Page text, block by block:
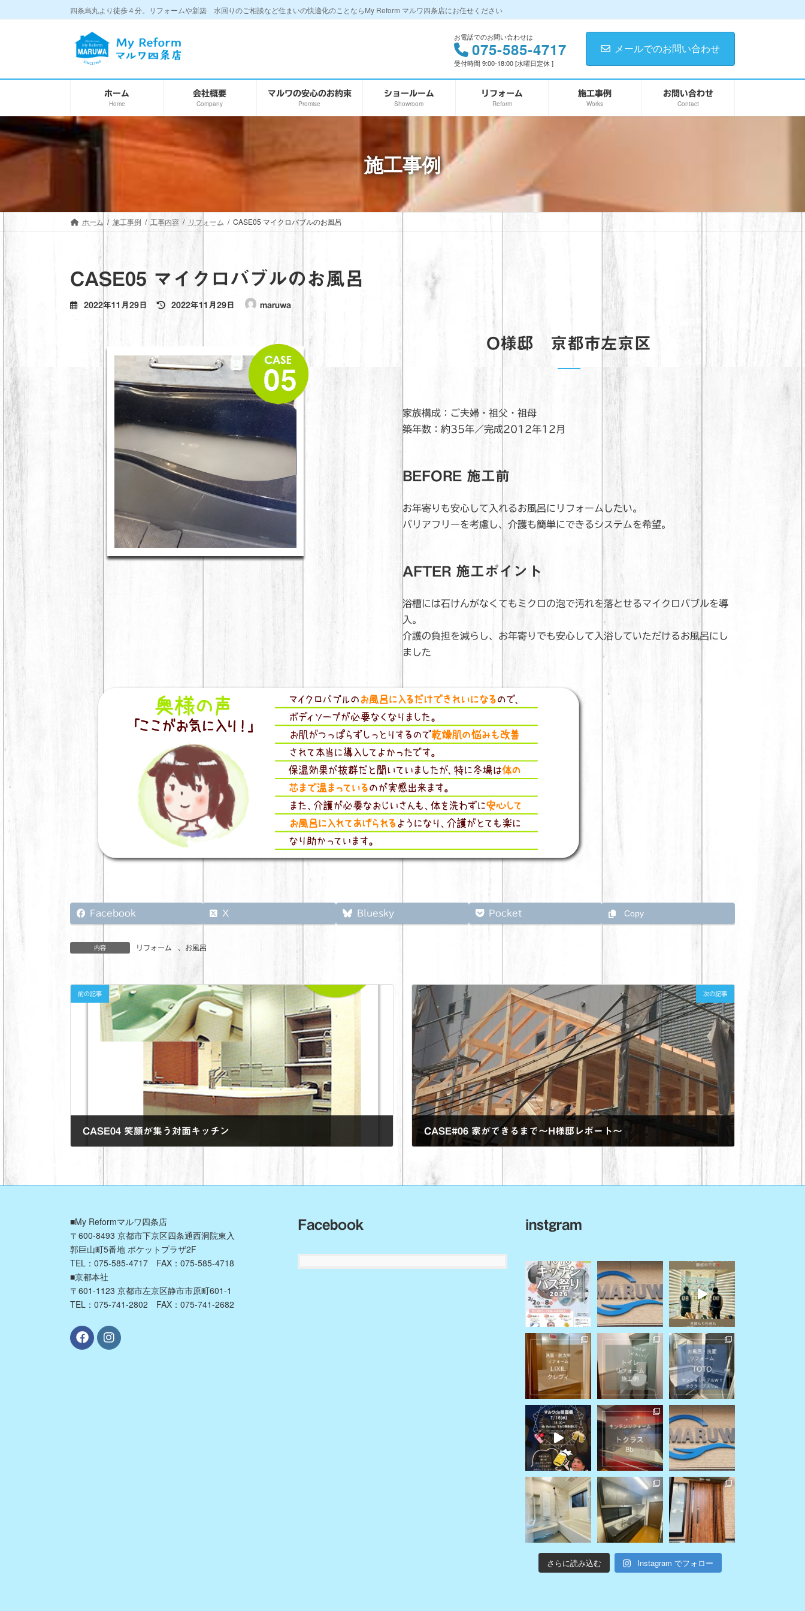
ン
へ
プ
ビ
ョ
動
四条烏丸より徒歩４分。リフォームや新築 水回りのご相談など住まいの快適化のことならMy Reform マルワ四条店にお任せください
お電話でのお問い合わせは
075-585-4717
受付時間 9:00-18:00 [水曜日定休 ]
メールでのお問い合わせ
ホーム
Home
会社概要
Company
マルワの安心のお約束
Promise
ショールーム
Showroom
リフォーム
Reform
施工事例
Works
お問い合わせ
Contact
施工事例
ホーム 施工事例 工事内容 リフォーム CASE05 マイクロバブルのお風呂
CASE05 マイクロバブルのお風呂
2022年11月29日
最
時
2022年11月29日 maruwa
O様邸 京都市左京区
家族構成：ご夫婦・祖父・祖母
築年数：約35年／完成2012年12月
BEFORE 施工前
お年寄りも安心して入れるお風呂にリフォームしたい。
バリアフリーを考慮し、介護も簡単にできるシステムを希望。
AFTER 施工ポイント
浴槽には石けんがなくてもミクロの泡で汚れを落とせるマイクロバブルを導
入。
介護の負担を減らし、お年寄りでも安心して入浴していただけるお風呂にし
ました
Facebook X Bluesky Pocket Copy
内容 リフォーム 、 お風呂
前の記事
CASE04 笑顔が集う対面キッチン
次の記事
CASE#06 家ができるまで～H様邸レポート～
■My Reformマルワ四条店
〒600-8493 京都市下京区四条通西洞院東入
郭巨山町5番地 ポケットプラザ2F
TEL：075-585-4717 FAX：075-585-4718
■京都本社
〒601-1123 京都市左京区静市市原町601-1
TEL：075-741-2802 FAX：075-741-2682
Facebook instgram
さらに読み込む Instagram でフォロー